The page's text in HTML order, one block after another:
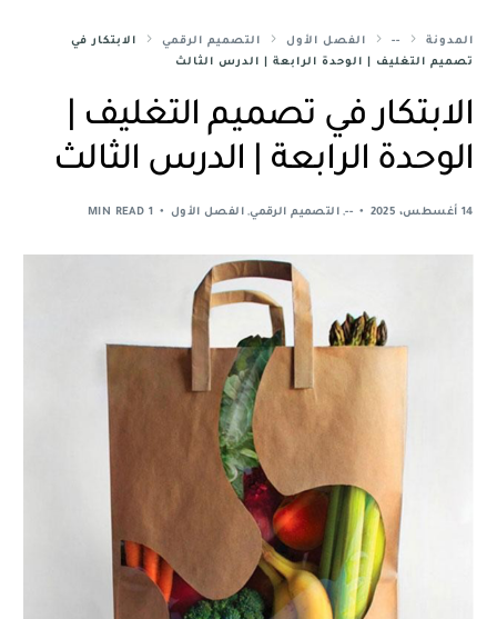
المدونة -- الفصل الأول التصميم الرقمي
الابتكار في
تصميم التغليف | الوحدة الرابعة | الدرس الثالث
الابتكار في تصميم التغليف |
الوحدة الرابعة | الدرس الثالث
14 أغسطس، 2025 --
, التصميم الرقمي, الفصل الأول 1 MIN READ